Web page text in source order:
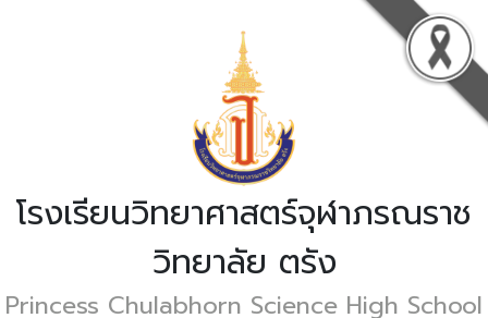
โรงเรียนวิทยาศาสตร์จุฬาภรณราช
วิทยาลัย ตรัง
Princess Chulabhorn Science High School